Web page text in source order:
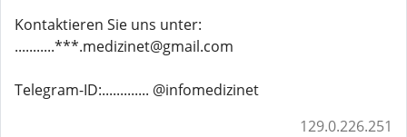
Kontaktieren Sie uns unter:
...........***.medizinet@gmail.com
Telegram-ID:............. @infomedizinet
129.0.226.251